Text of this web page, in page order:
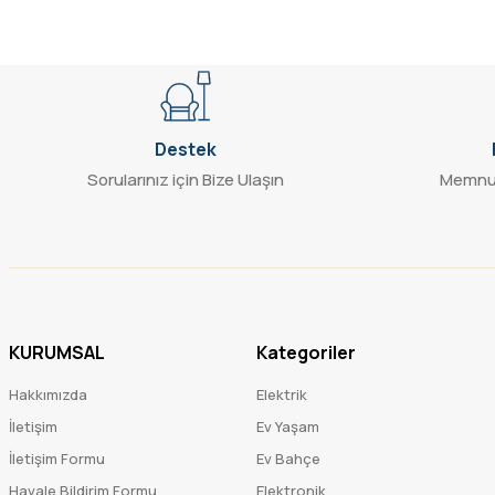
Destek
Sorularınız için Bize Ulaşın
KURUMSAL
Hakkımızda
İletişim
İletişim Formu
Havale Bildirim Formu
Kategoriler
Elektrik
Ev Yaşam
Ev Bahçe
Elektronik